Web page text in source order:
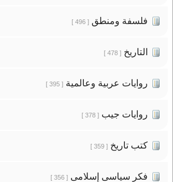
فلسفة ومنطق[ 496 ]
التاريخ[ 478 ]
روايات عربية وعالمية[ 395 ]
روايات جيب[ 378 ]
كتب تاريخ[ 359 ]
فكر سياسى إسلامى[ 356 ]